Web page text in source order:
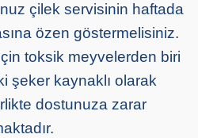
çilek servisinin haftada
özen göstermelisiniz.
toksik meyvelerden biri
şeker kaynaklı olarak
dostunuza zarar